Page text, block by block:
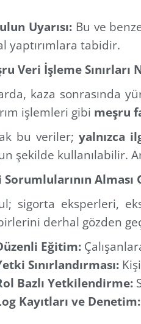
Uyarısı:Bu ve
yaptırımlara tabidir.
Veri İşleme Sınırları
kaza sonrasında
işlemleri gibi meşru
bu veriler;yalnızca
şekilde kullanılabilir.
Sorumlularının
sigorta eksperleri,
derhal gözden
Eğitim:
Sınırlandırması:
Bazlı Yetkilendirme:
Kayıtları ve Denetim: